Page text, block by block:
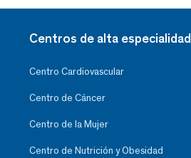
Centros de alta especialidad
Centro Cardiovascular
Centro de Cáncer
Centro de la Mujer
Centro de Nutrición y Obesidad